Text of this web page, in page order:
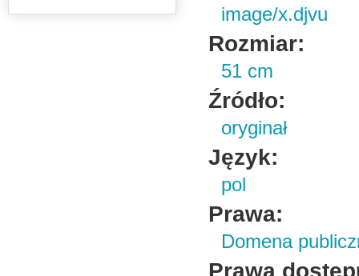
image/x.djvu
Rozmiar:
51 cm
Źródło:
oryginał
Język:
pol
Prawa:
Domena
Prawa